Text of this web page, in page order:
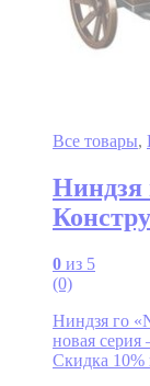
Все товары,
Ниндзя
0 из 5
(0)
Ниндзя го
новая серия
Скидка 10%